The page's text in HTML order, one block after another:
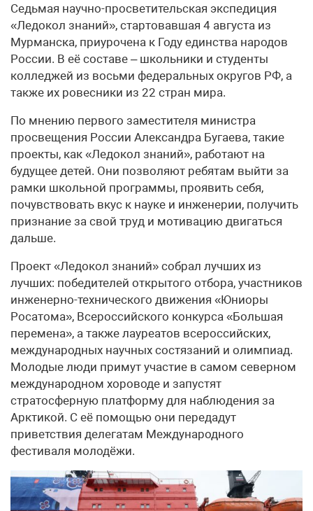
Седьмая научно-просветительская экспедиция
«Ледокол знаний», стартовавшая 4 августа из
Мурманска, приурочена к Году единства народов
России. В её составе – школьники и студенты
колледжей из восьми федеральных округов РФ, а
также их ровесники из 22 стран мира.
По мнению первого заместителя министра
просвещения России Александра Бугаева, такие
проекты, как «Ледокол знаний», работают на
будущее детей. Они позволяют ребятам выйти за
рамки школьной программы, проявить себя,
почувствовать вкус к науке и инженерии, получить
признание за свой труд и мотивацию двигаться
дальше.
Проект «Ледокол знаний» собрал лучших из
лучших: победителей открытого отбора, участников
инженерно-технического движения «Юниоры
Росатома», Всероссийского конкурса «Большая
перемена», а также лауреатов всероссийских,
международных научных состязаний и олимпиад.
Молодые люди примут участие в самом северном
международном хороводе и запустят
стратосферную платформу для наблюдения за
Арктикой. С её помощью они передадут
приветствия делегатам Международного
фестиваля молодёжи.